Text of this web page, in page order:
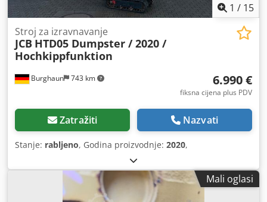
1 / 15
Burghaun 743 km
Stroj za izravnavanje
JCB HTD05 Dumpster / 2020 /
Hochkippfunktion
6.990 €
fiksna cijena plus PDV
Zatražiti Nazvati
Stanje: rabljeno, Godina proizvodnje: 2020,
Mali oglasi